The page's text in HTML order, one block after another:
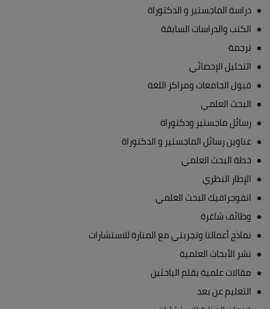
دراسة الماجستير و الدكتوراة
الكتب والدراسات السابقة
ترجمة
التحليل الإحصائي
قبول الجامعات ومراكز اللغة
البحث العلمي
رسائل ماجستير ودكتوراة
عناوين رسائل الماجستير و الدكتوراة
خطة البحث العلمي
الإطار النظري
انفوجرافيك البحث العلمي
وظائف شاغرة
نماذج أعمالنا وتجربتي مع المنارة للاستشارات
نشر الأبحاث العلمية
مقالات علمية بقلم الباحثين
التعليم عن بعد